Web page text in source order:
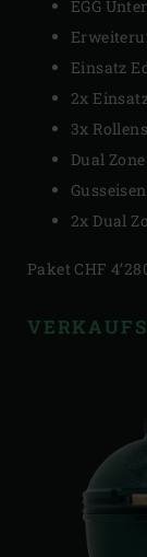
EGG
Einsatz
2x
3x
Dual
2x Dual
Paket CHF